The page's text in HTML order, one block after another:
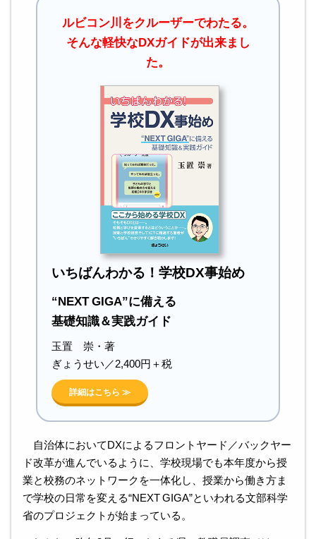
ルビコン川をクルーザーでわたる。
そんな軽快なDXガイドが出来まし
た。
いちばんわかる！学校DX事始め
“NEXT GIGA”に備える
基礎知識＆実践ガイド
玉置 崇・著
ぎょうせい／2,400円＋税
詳細はこちら ≫
自治体においてDXによるフロントヤード／バックヤー
ド改革が進んでいるように、学校現場でも本年度から授
業と校務のネットワークを一体化し、授業から働き方ま
で学校の日常を変える“NEXT GIGA”といわれる文部科学
省のプロジェクトが始まっている。